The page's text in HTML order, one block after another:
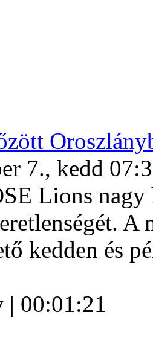
7., kedd
Lions nagy
A
kedden és
| 00:01:21